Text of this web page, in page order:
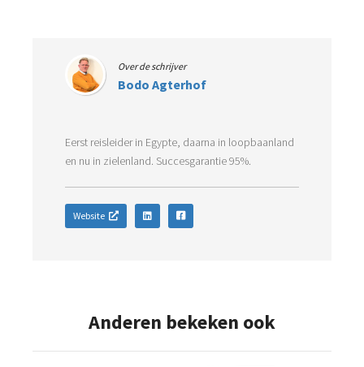
Over de schrijver
Bodo Agterhof
Eerst reisleider in Egypte, daarna in loopbaanland
en nu in zielenland. Succesgarantie 95%.
Website
Anderen bekeken ook